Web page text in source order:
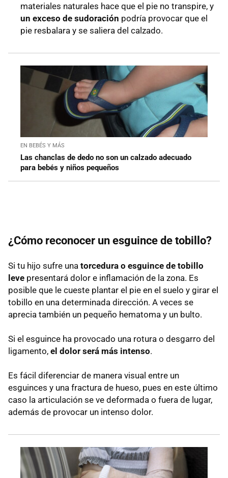
materiales naturales hace que el pie no transpire, y
un exceso de sudoración podría provocar que el
pie resbalara y se saliera del calzado.
EN BEBÉS Y MÁS
Las chanclas de dedo no son un calzado adecuado
para bebés y niños pequeños
¿Cómo reconocer un esguince de tobillo?
Si tu hijo sufre una torcedura o esguince de tobillo
leve presentará dolor e inflamación de la zona. Es
posible que le cueste plantar el pie en el suelo y girar el
tobillo en una determinada dirección. A veces se
aprecia también un pequeño hematoma y un bulto.
Si el esguince ha provocado una rotura o desgarro del
ligamento, el dolor será más intenso.
Es fácil diferenciar de manera visual entre un
esguinces y una fractura de hueso, pues en este último
caso la articulación se ve deformada o fuera de lugar,
además de provocar un intenso dolor.